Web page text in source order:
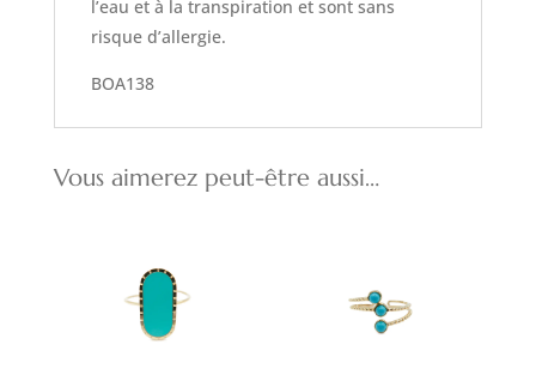
l’eau et à la transpiration et sont sans
risque d’allergie.
BOA138
Vous aimerez peut-être aussi…